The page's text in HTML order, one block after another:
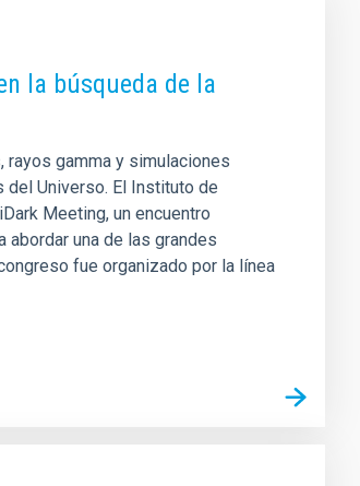
la búsqueda de la
gamma y simulaciones
Universo. El Instituto de
Meeting, un encuentro
una de las grandes
fue organizado por la línea